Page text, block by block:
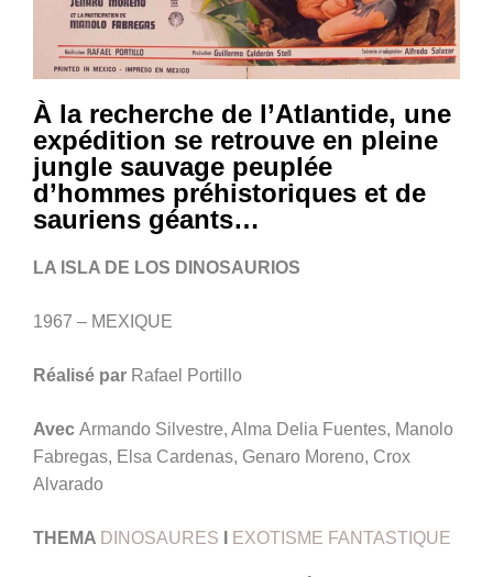
À la recherche de l’Atlantide, une
expédition se retrouve en pleine
jungle sauvage peuplée
d’hommes préhistoriques et de
sauriens géants…
LA ISLA DE LOS DINOSAURIOS
1967 – MEXIQUE
Réalisé par Rafael Portillo
Avec Armando Silvestre, Alma Delia Fuentes, Manolo
Fabregas, Elsa Cardenas, Genaro Moreno, Crox
Alvarado
THEMA DINOSAURES EXOTISME FANTASTIQUE